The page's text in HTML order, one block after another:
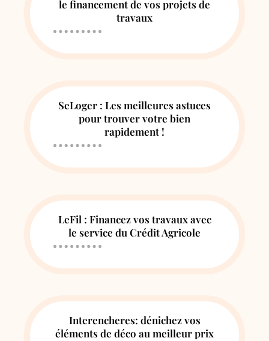
le financement de vos projets de
travaux
SeLoger : Les meilleures astuces
pour trouver votre bien
rapidement !
LeFil : Financez vos travaux avec
le service du Crédit Agricole
Interencheres: dénichez vos
éléments de déco au meilleur prix